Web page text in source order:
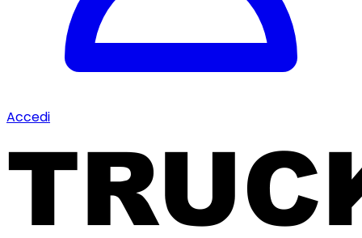
Accedi